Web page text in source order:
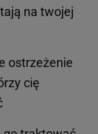
na twojej
ostrzeżenie
cię